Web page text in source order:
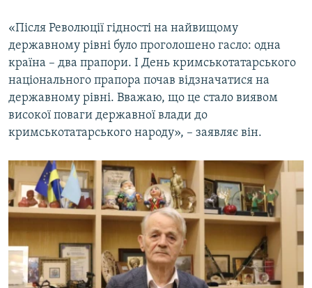
«Після Революції гідності на найвищому
державному рівні було проголошено гасло: одна
країна – два прапори. І День кримськотатарського
національного прапора почав відзначатися на
державному рівні. Вважаю, що це стало виявом
високої поваги державної влади до
кримськотатарського народу», – заявляє він.